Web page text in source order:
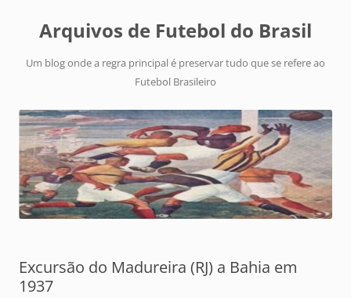
Arquivos de Futebol do Brasil
Um blog onde a regra principal é preservar tudo que se refere ao
Futebol Brasileiro
Excursão do Madureira (RJ) a Bahia em
1937